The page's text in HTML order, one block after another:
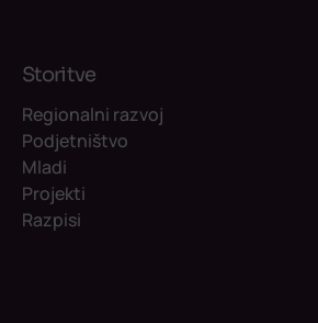
Storitve
Regionalni razvoj
Podjetništvo
Mladi
Projekti
Razpisi